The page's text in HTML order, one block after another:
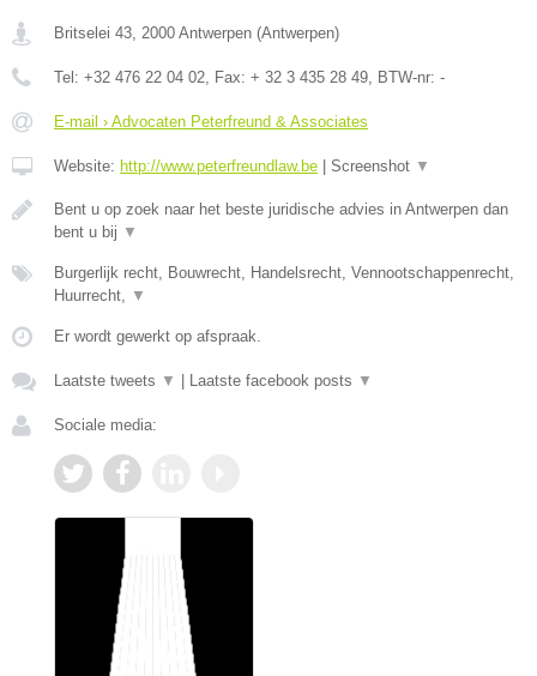
Britselei 43, 2000 Antwerpen (Antwerpen)
Tel: +32 476 22 04 02, Fax: + 32 3 435 28 49, BTW-nr: -
E-mail › Advocaten Peterfreund & Associates
Website: http://www.peterfreundlaw.be Screenshot ▼
Bent u op zoek naar het beste juridische advies in Antwerpen dan
bent u bij ▼
Burgerlijk recht, Bouwrecht, Handelsrecht, Vennootschappenrecht,
Huurrecht, ▼
Er wordt gewerkt op afspraak.
Laatste tweets ▼ Laatste facebook posts ▼
Sociale media: